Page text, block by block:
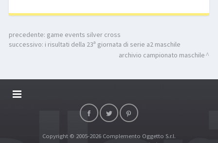
precedente: game events silver cross
successivo: i risultati della 23ª giornata di serie a2 maschile
archivio campionato maschile
DALLARIVOLLEY SOSTIENE
TOP RICERCHECopyright © 2005-2026 Complemento Oggetto S.r.l.